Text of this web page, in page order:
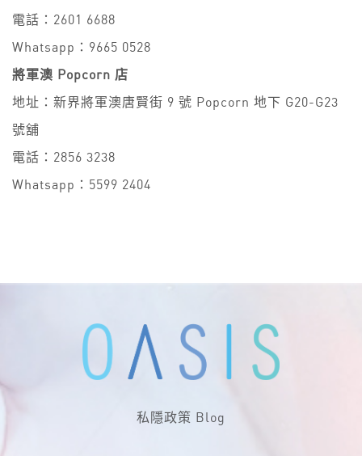
電話：2601 6688
Whatsapp：9665 0528
將軍澳 Popcorn 店
地址：新界將軍澳唐賢街 9 號 Popcorn 地下 G20-G23
號舖
電話：2856 3238
Whatsapp：5599 2404
私隱政策 Blog